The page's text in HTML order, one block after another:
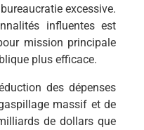
excessive.
influentes est
mission principale
plus efficace.
des dépenses
massif et de
de dollars que